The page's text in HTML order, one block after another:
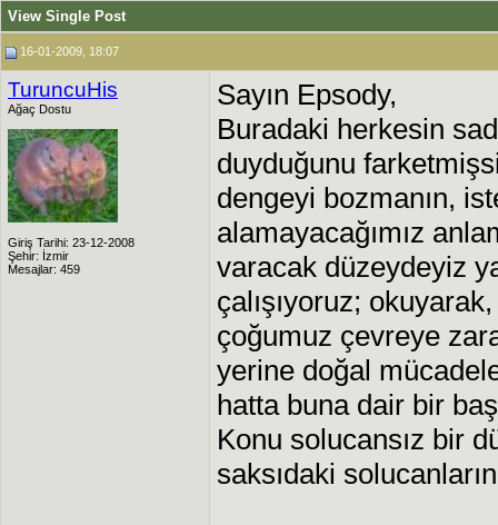
View Single Post
16-01-2009, 18:07
TuruncuHis
Ağaç Dostu
Giriş Tarihi: 23-12-2008
Şehir: İzmir
Mesajlar: 459
Sayın Epsody,
Buradaki herkesin
duyduğunu
dengeyi bozmanın,
alamayacağımız
varacak düzeydeyiz
çalışıyoruz;
çoğumuz çevreye
yerine doğal
hatta buna dair bir
Konu solucansız bir
saksıdaki